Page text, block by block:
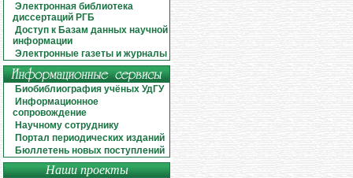
Электронная библиотека
диссертаций РГБ
Доступ к Базам данных научной
информации
Электронные газеты и журналы
Биобиблиография учёных УдГУ
Информационное
сопровождение
Научному сотруднику
Портал периодических изданий
Бюллетень новых поступлений
Наши проекты